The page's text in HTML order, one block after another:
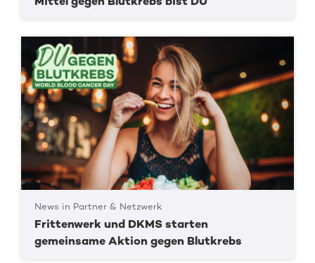
News in Partner & Netzwerk
Frittenwerk und DKMS starten
gemeinsame Aktion gegen Blutkrebs